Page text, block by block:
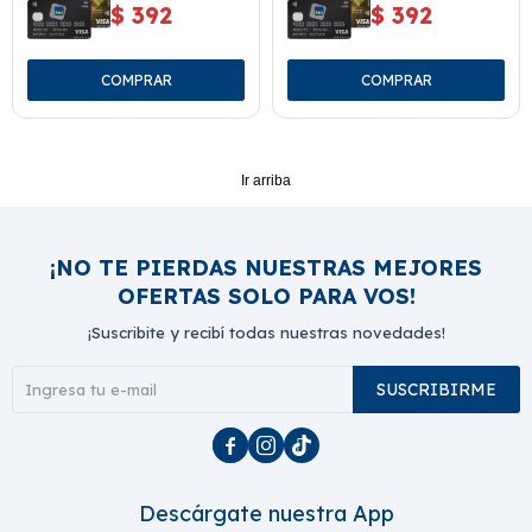
$ 392 $ 392
Ir arriba
¡NO TE PIERDAS NUESTRAS MEJORES
OFERTAS SOLO PARA VOS!
¡Suscribite y recibí todas nuestras novedades!
SUSCRIBIRME
  
Descárgate nuestra App